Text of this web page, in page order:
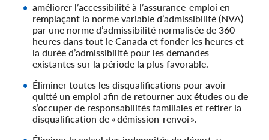
améliorer l’accessibilité à l’assurance-emploi en
remplaçant la norme variable d’admissibilité (NVA)
par une norme d’admissibilité normalisée de 360
heures dans tout le Canada et fonder les heures et
la durée d’admissibilité pour les demandes
existantes sur la période la plus favorable.
Éliminer toutes les disqualifications pour avoir
quitté un emploi afin de retourner aux études ou de
s’occuper de responsabilités familiales et retirer la
disqualification de « démission-renvoi ».